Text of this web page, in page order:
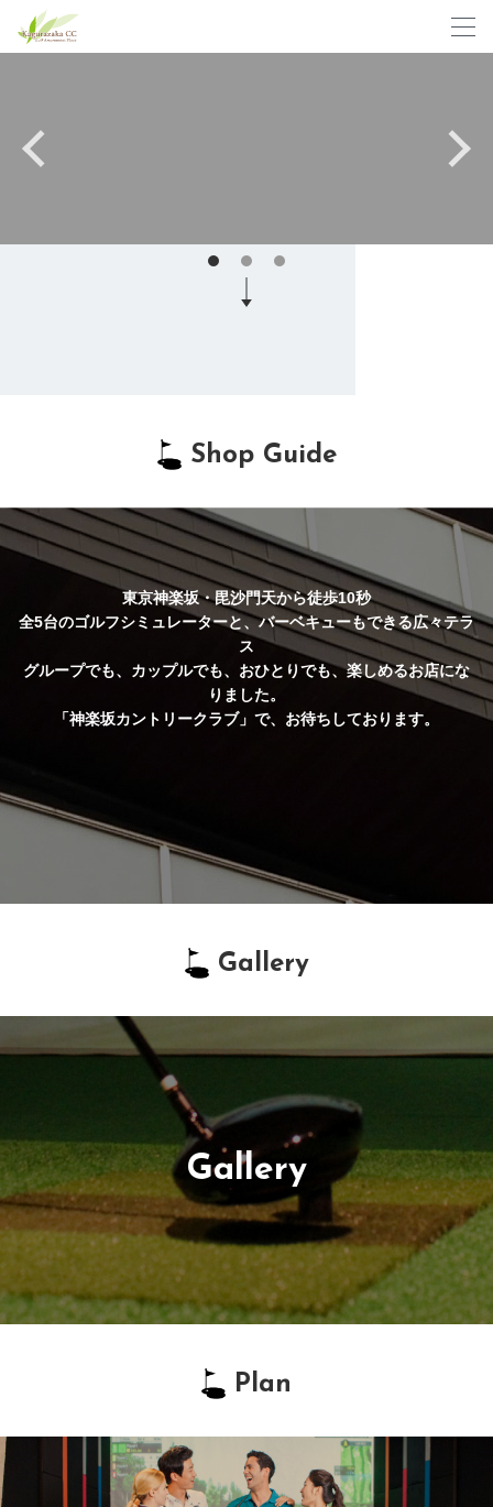
Shop Guide
東京神楽坂・毘沙門天から徒歩10秒
全5台のゴルフシミュレーターと、バーベキューもできる広々テラ
ス
グループでも、カップルでも、おひとりでも、楽しめるお店にな
りました。
「神楽坂カントリークラブ」で、お待ちしております。
Gallery
Gallery
Plan